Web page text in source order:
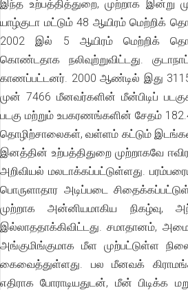
இந்த உற்பத்தித்துறை, முற்றாக இன்று
யாழ்குடா மட்டும் 48 ஆயிரம்
2002 இல் 5 ஆயிரம் மெற்றிக்
கொண்டதாக நலிவுற்றுவிட்டது.
காணப்பட்டனர். 2000 ஆண்டில் இது
முன் 7466 மீனவர்களின் மீன்பிடிப்
படகு மற்றும் உபகரணங்களின் சேதம்
தொழிற்சாலைகள், வள்ளம் கட்டும்
இனத்தின் உற்பத்திதுறை முற்றாகவே
அறிவியல் மலடாக்கப்பட்டுள்ளது.
பொருளாதார அடிப்படை
முற்றாக அன்னியமாகிய
இல்லாததாக்கிவிட்டது. சமாதானம்,
அங்குமிங்குமாக மீள முற்பட்டுள்ள
கைவைத்துள்ளது. பல மீனவக்
எதிராக போராடியதுடன், மீன் பிடிக்க